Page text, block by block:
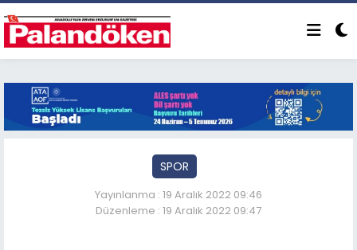
SPOR
Yayınlanma : 19 Aralık 2022 09:46
Düzenleme : 19 Aralık 2022 09:47